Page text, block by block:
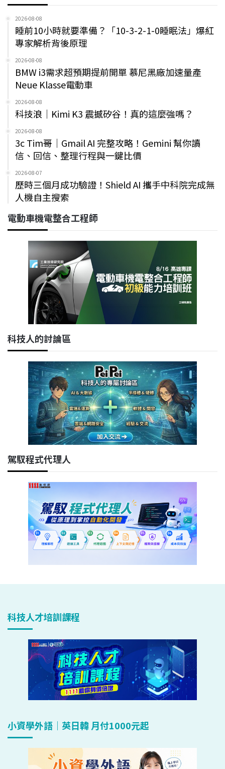
2026-08-08
睡前10小時就要準備？「10-3-2-1-0睡眠法」爆紅
專家解析背後原理
2026-08-08
BMW i3需求超預期提前開單 慕尼黑廠加速量產
Neue Klasse電動車
2026-08-08
科技浪｜Kimi K3 震撼矽谷！真的這麼強嗎？
2026-08-08
3c Tim哥｜Gmail AI 完整攻略！Gemini 幫你讀
信、回信、整理行程與一鍵比價
2026-08-07
歷時三個月成功驗證！Shield AI 攜手中科院完成無
人機自主搜索
電動車機電整合工程師
科技人的討論區
駕馭程式代理人
科技人才培訓課程
小資學外語｜英日韓 月付1000元起